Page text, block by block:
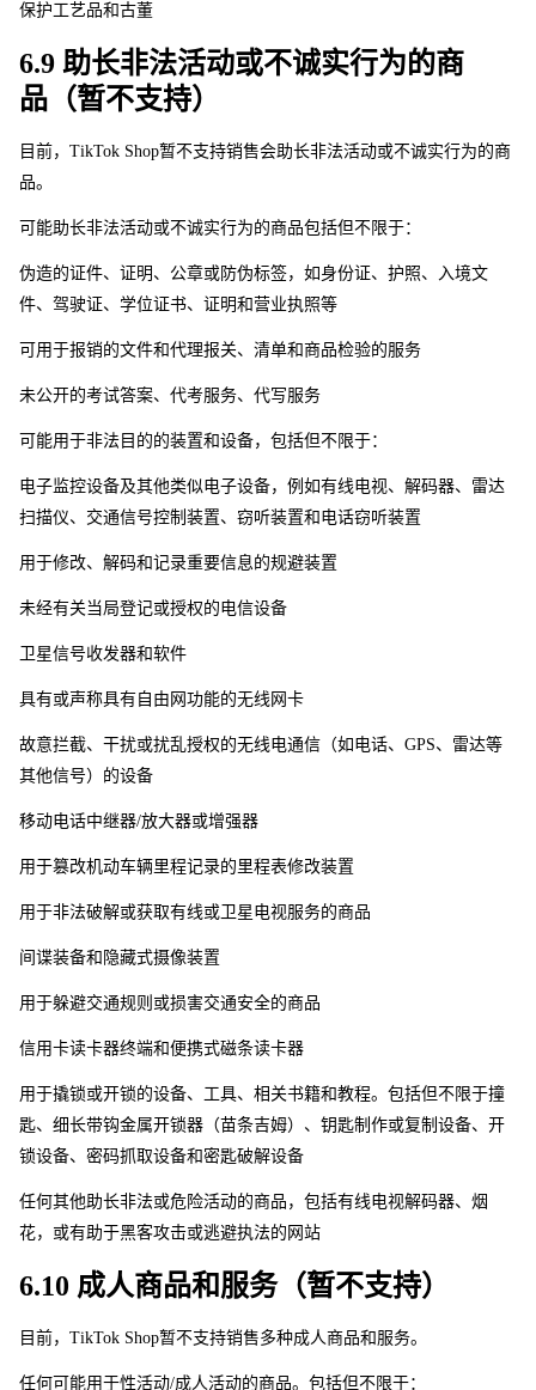
保护工艺品和古董
6.9 助长非法活动或不诚实行为的商
品（暂不支持）
目前，TikTok Shop暂不支持销售会助长非法活动或不诚实行为的商
品。
可能助长非法活动或不诚实行为的商品包括但不限于：
伪造的证件、证明、公章或防伪标签，如身份证、护照、入境文
件、驾驶证、学位证书、证明和营业执照等
可用于报销的文件和代理报关、清单和商品检验的服务
未公开的考试答案、代考服务、代写服务
可能用于非法目的的装置和设备，包括但不限于：
电子监控设备及其他类似电子设备，例如有线电视、解码器、雷达
扫描仪、交通信号控制装置、窃听装置和电话窃听装置
用于修改、解码和记录重要信息的规避装置
未经有关当局登记或授权的电信设备
卫星信号收发器和软件
具有或声称具有自由网功能的无线网卡
故意拦截、干扰或扰乱授权的无线电通信（如电话、GPS、雷达等
其他信号）的设备
移动电话中继器/放大器或增强器
用于篡改机动车辆里程记录的里程表修改装置
用于非法破解或获取有线或卫星电视服务的商品
间谍装备和隐藏式摄像装置
用于躲避交通规则或损害交通安全的商品
信用卡读卡器终端和便携式磁条读卡器
用于撬锁或开锁的设备、工具、相关书籍和教程。包括但不限于撞
匙、细长带钩金属开锁器（苗条吉姆）、钥匙制作或复制设备、开
锁设备、密码抓取设备和密匙破解设备
任何其他助长非法或危险活动的商品，包括有线电视解码器、烟
花，或有助于黑客攻击或逃避执法的网站
6.10 成人商品和服务（暂不支持）
目前，TikTok Shop暂不支持销售多种成人商品和服务。
任何可能用于性活动/成人活动的商品。包括但不限于：